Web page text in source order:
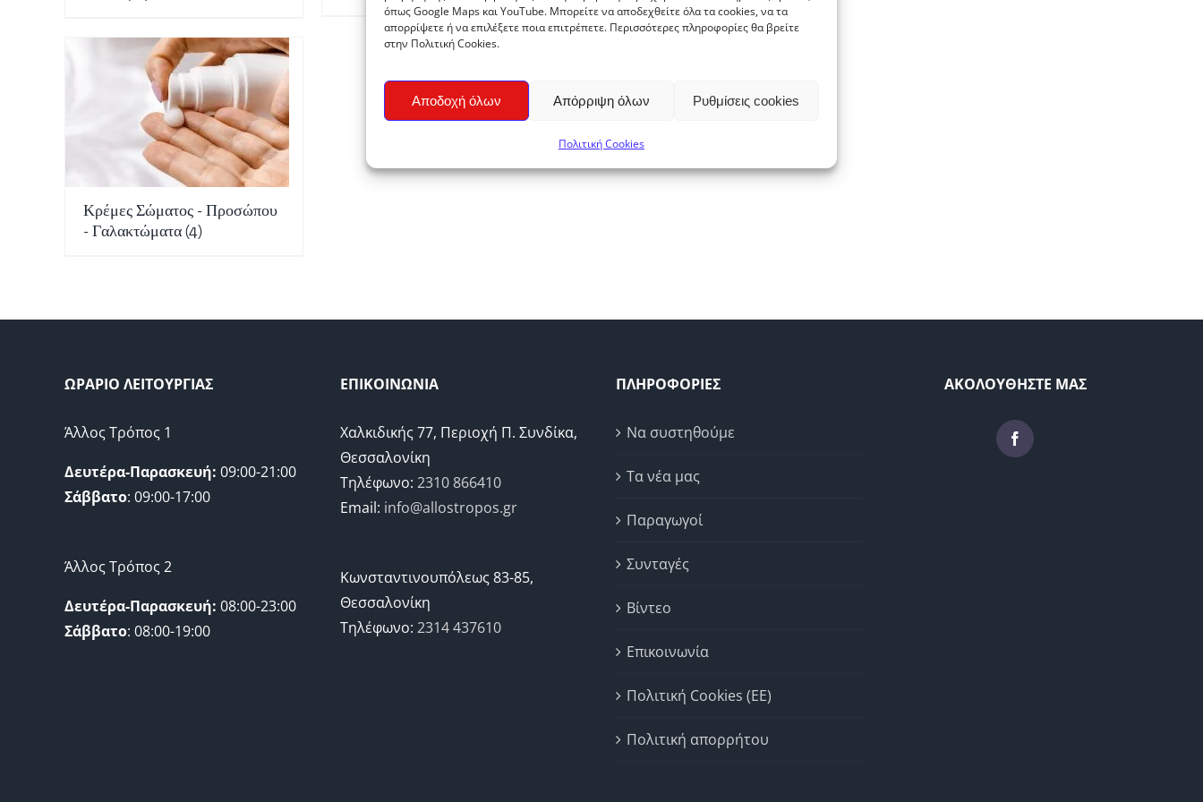
όπως Google Maps και YouTube. Μπορείτε να αποδεχθείτε όλα τα cookies, να τα
απορρίψετε ή να επιλέξετε ποια επιτρέπετε. Περισσότερες πληροφορίες θα βρείτε
στην Πολιτική Cookies.
Αποδοχή όλων Απόρριψη όλων Ρυθμίσεις cookies
Πολιτική Cookies
Κρέμες Σώματος - Προσώπου
- Γαλακτώματα(4)
ΩΡΑΡΙΟ ΛΕΙΤΟΥΡΓΙΑΣ
Άλλος Τρόπος 1
Δευτέρα-Παρασκευή: 09:00-21:00
Σάββατο: 09:00-17:00
Άλλος Τρόπος 2
Δευτέρα-Παρασκευή: 08:00-23:00
Σάββατο: 08:00-19:00
ΕΠΙΚΟΙΝΩΝΙΑ
Χαλκιδικής 77, Περιοχή Π. Συνδίκα,
Θεσσαλονίκη
Τηλέφωνο: 2310 866410
Email: info@allostropos.gr
Κωνσταντινουπόλεως 83-85,
Θεσσαλονίκη
Τηλέφωνο: 2314 437610
ΠΛΗΡΟΦΟΡΙΕΣ
Να συστηθούμε
Τα νέα μας
Παραγωγοί
Συνταγές
Βίντεο
Επικοινωνία
Πολιτική Cookies (ΕΕ)
Πολιτική απορρήτου
ΑΚΟΛΟΥΘΗΣΤΕ ΜΑΣ